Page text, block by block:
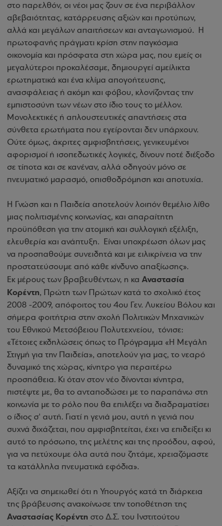
στο παρελθόν, οι νέοι μας ζουν σε ένα περιβάλλον
αβεβαιότητας, κατάρρευσης αξιών και προτύπων,
αλλά και μεγάλων απαιτήσεων και ανταγωνισμού. Η
πρωτοφανής πράγματι κρίση στην παγκόσμια
οικονομία και πρόσφατα στη χώρα μας, που εμείς οι
μεγαλύτεροι προκαλέσαμε, δημιουργεί αμείλικτα
ερωτηματικά και ένα κλίμα απογοήτευσης,
ανασφάλειας ή ακόμη και φόβου, κλονίζοντας την
εμπιστοσύνη των νέων στο ίδιο τους το μέλλον.
Μονολεκτικές ή απλουστευτικές απαντήσεις στα
σύνθετα ερωτήματα που εγείρονται δεν υπάρχουν.
Ούτε όμως, άκριτες αμφισβητήσεις, γενικευμένοι
αφορισμοί ή ισοπεδωτικές λογικές, δίνουν ποτέ διέξοδο
σε τίποτα και σε κανέναν, αλλά οδηγούν μόνο σε
πνευματικό μαρασμό, οπισθοδρόμηση και αποτυχία.
Η Γνώση και η Παιδεία αποτελούν λοιπόν θεμέλιο λίθο
μιας πολιτισμένης κοινωνίας, και απαραίτητη
προϋπόθεση για την ατομική και συλλογική εξέλιξη,
ελευθερία και ανάπτυξη. Είναι υποχρέωση όλων μας
να προσπαθούμε συνειδητά και με ειλικρίνεια να την
προστατεύσουμε από κάθε κίνδυνο απαξίωσης».
Εκ μέρους των βραβευθέντων, η κα Αναστασία
Κορέντη, Πρώτη των Πρώτων κατά το σχολικό έτος
2008 -2009, απόφοιτος του 4ου Γεν. Λυκείου Βόλου και
σήμερα φοιτήτρια στην σχολή Πολιτικών Μηχανικών
του Εθνικού Μετσόβειου Πολυτεχνείου, τόνισε:
«Τέτοιες εκδηλώσεις όπως το Πρόγραμμα «Η Μεγάλη
Στιγμή για την Παιδεία», αποτελούν για μας, το νεαρό
δυναμικό της χώρας, κίνητρο για περαιτέρω
προσπάθεια. Κι όταν στον νέο δίνονται κίνητρα,
πιστέψτε με, θα το ανταποδώσει με το παραπάνω στη
κοινωνία με το ρόλο που θα επιλέξει να διαδραματίσει
ο ίδιος σ' αυτή. Γιατί η γενιά μου, αυτή η γενιά που
συχνά διχάζεται, που αμφισβητείται, έχει να επιδείξει κι
αυτό το πρόσωπο, της μελέτης και της προόδου, αφού,
για να πετύχουμε όλα αυτά που ζητάμε, χρειαζόμαστε
τα κατάλληλα πνευματικά εφόδια».
Αξίζει να σημειωθεί ότι η Υπουργός κατά τη διάρκεια
της βράβευσης ανακοίνωσε την τοποθέτηση της
Αναστασίας Κορέντη στο Δ.Σ. του Ινστιτούτου